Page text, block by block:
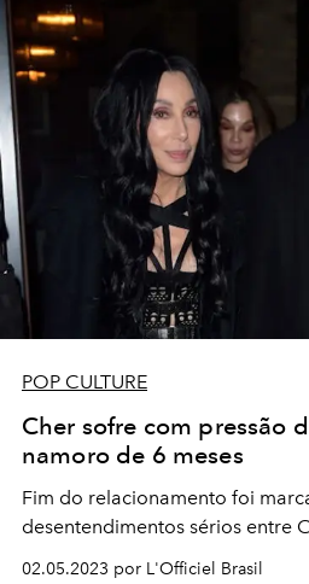
POP CULTURE
Cher sofre com pressão
namoro de 6 meses
Fim do relacionamento foi
desentendimentos sérios entre
02.05.2023 por L'Officiel Brasil